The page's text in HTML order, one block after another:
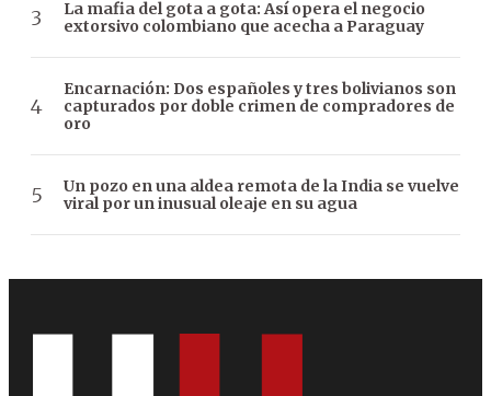
La mafia del gota a gota: Así opera el negocio
extorsivo colombiano que acecha a Paraguay
Encarnación: Dos españoles y tres bolivianos son
capturados por doble crimen de compradores de
oro
Un pozo en una aldea remota de la India se vuelve
viral por un inusual oleaje en su agua